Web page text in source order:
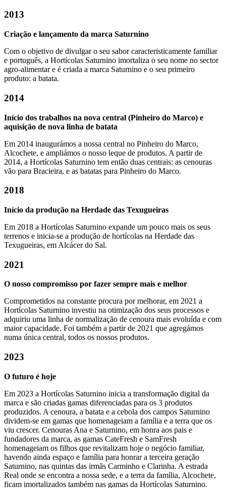
2013
Criação e lançamento da marca Saturnino
Com o objetivo de divulgar o seu sabor caracteristicamente familiar
e português, a Hortícolas Saturnino imortaliza o seu nome no sector
agro-alimentar e é criada a marca Saturnino e o seu primeiro
produto: a batata.
2014
Início dos trabalhos na nova central (Pinheiro do Marco) e
aquisição de nova linha de batata
Em 2014 inaugurámos a nossa central no Pinheiro do Marco,
Alcochete, e ampliámos o nosso leque de produtos. A partir de
2014, a Hortícolas Saturnino tem então duas centrais: as cenouras
vão para Bracieira, e as batatas para Pinheiro do Marco.
2018
Início da produção na Herdade das Texugueiras
Em 2018 a Hortícolas Saturnino expande um pouco mais os seus
terrenos e inicia-se a produção de hortícolas na Herdade das
Texugueiras, em Alcácer do Sal.
2021
O nosso compromisso por fazer sempre mais e melhor
Comprometidos na constante procura por melhorar, em 2021 a
Hortícolas Saturnino investiu na otimização dos seus processos e
adquiriu uma linha de normalização de cenoura mais evoluída e com
maior capacidade. Foi também a partir de 2021 que agregámos
numa única central, todos os nossos produtos.
2023
O futuro é hoje
Em 2023 a Hortícolas Saturnino inicia a transformação digital da
marca e são criadas gamas diferenciadas para os 3 produtos
produzidos. A cenoura, a batata e a cebola dos campos Saturnino
dividem-se em gamas que homenageiam a família e a terra que os
viu crescer. Cenouras Ana e Saturnino, em honra aos pais e
fundadores da marca, as gamas CateFresh e SamFresh
homenageiam os filhos que revitalizam hoje o negócio familiar,
havendo ainda espaço e família para honrar a terceira geração
Saturnino, nas quintas das irmãs Carminho e Clarinha. A estrada
Real onde se encontra a nossa sede, e a terra da família, Alcochete,
ficam imortalizados também nas gamas da Hortícolas Saturnino.